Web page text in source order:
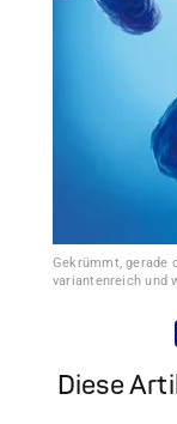
Gekrümmt, gerade
variantenreich und
Diese